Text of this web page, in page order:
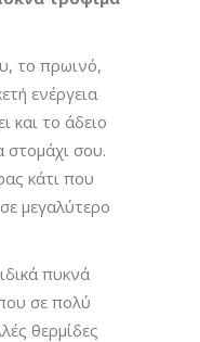
το πρωινό,
ενέργεια
και το άδειο
στομάχι σου.
κάτι που
μεγαλύτερο
πυκνά
σε πολύ
θερμίδες